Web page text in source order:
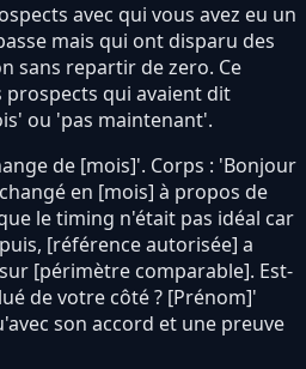
avec qui vous avez eu un
mais qui ont disparu des
sans repartir de zero. Ce
qui avaient dit
ou 'pas maintenant'.
de [mois]'. Corps : 'Bonjour
en [mois] à propos de
le timing n'était pas idéal car
[référence autorisée] a
[périmètre comparable]. Est-
de votre côté ? [Prénom]'
son accord et une preuve